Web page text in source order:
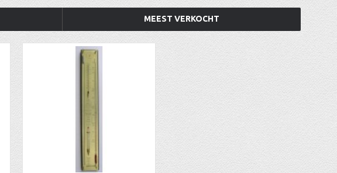
MEEST VERKOCHT